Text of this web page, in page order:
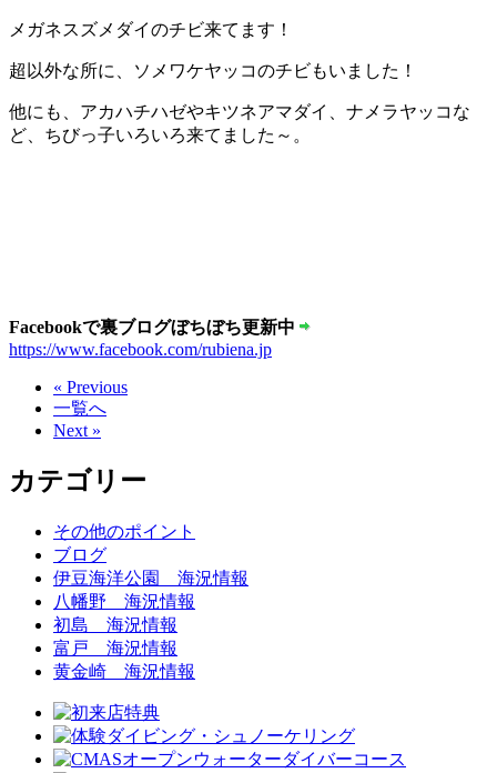
メガネスズメダイのチビ来てます！
超以外な所に、ソメワケヤッコのチビもいました！
他にも、アカハチハゼやキツネアマダイ、ナメラヤッコな
ど、ちびっ子いろいろ来てました～。
Facebookで裏ブログぼちぼち更新中
https://www.facebook.com/rubiena.jp
« Previous
一覧へ
Next »
カテゴリー
その他のポイント
ブログ
伊豆海洋公園 海況情報
八幡野 海況情報
初島 海況情報
富戸 海況情報
黄金崎 海況情報